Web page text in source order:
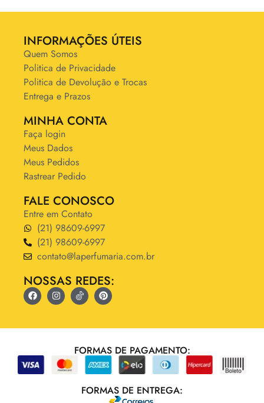
INFORMAÇÕES ÚTEIS
Quem Somos
Politica de Privacidade
Politica de Devolução e Trocas
Entrega e Prazos
MINHA CONTA
Faça login
Meus Dados
Meus Pedidos
Rastrear Pedido
FALE CONOSCO
Entre em Contato
(21) 98609-6997
(21) 98609-6997
contato@laperfumaria.com.br
NOSSAS REDES:
FORMAS DE PAGAMENTO:
FORMAS DE ENTREGA: